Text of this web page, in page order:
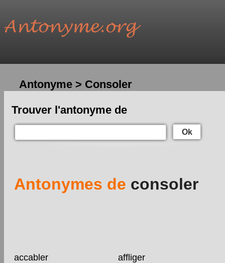
Antonyme > Consoler
Trouver l'antonyme de
Ok
Antonymes de consoler
accabler
affliger